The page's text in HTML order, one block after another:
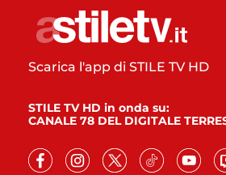
Scarica l'app di STILE TV HD
STILE TV HD in onda su:
CANALE 78 DEL DIGITALE